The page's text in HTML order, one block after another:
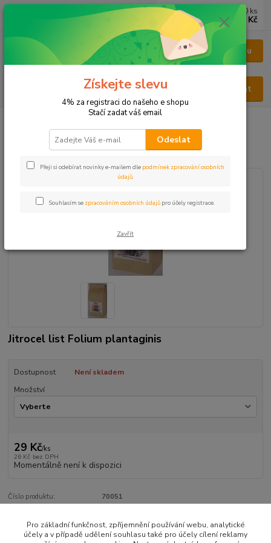
Menu
Hledat
0 ks
0 Kč
Jitrocel list
Jitrocel list Folium plantaginis
Dostupnost
Není skladem
Množství
29 Kč/ks
26 Kč bez DPH
Momentálně není k dispozici
Číslo produktu: 70051
Zboží zařazeno v kategoriích
Získejte slevu
4% za registraci do našeho e shopu
Stačí zadat váš email
Odeslat
Přeji si odebírat novinky e-mailem dle podmínek zpracování osobních
údajů.
Souhlasím se zpracováním osobních údajů pro účely registrace.
Zavřít
Pro základní funkčnost, zpříjemnění používání webu, analytické
účely a v případě udělení souhlasu také pro účely cílení reklamy